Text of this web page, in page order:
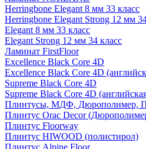
Herringbone Elegant 8 мм 33 класс
Herringbone Elegant Strong 12 мм
Elegant 8 мм 33 класс
Elegant Strong 12 мм 34 класс
Ламинат FirstFloor
Excellence Black Core 4D
Excellence Black Core 4D
Supreme Black Core 4D
Supreme Black Core 4D
Плинтусы, МДФ, Дюрополимер,
Плинтус Orac Decor
Плинтус Floorway
Плинтус HIWOOD (полистирол)
Плинтус Alpine Floor